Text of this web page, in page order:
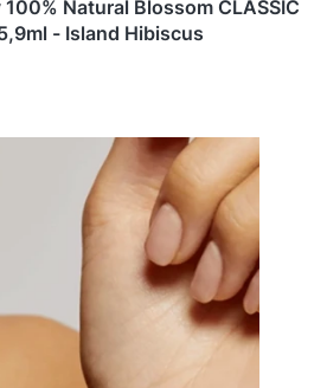
Blossom CLASSIC
- Island Hibiscus